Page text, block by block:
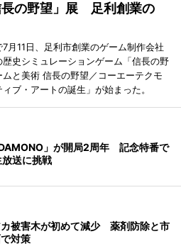
長の野望」展 足利創業の
月11日、足利市創業のゲーム制作会社
歴史シミュレーションゲーム「信長の野
と美術 信長の野望／コーエーテクモ
ブ・アートの誕生」が始まった。
」が開局2周年 記念特番で
送に挑戦
カ被害木が初めて減少 薬剤防除と市
対策